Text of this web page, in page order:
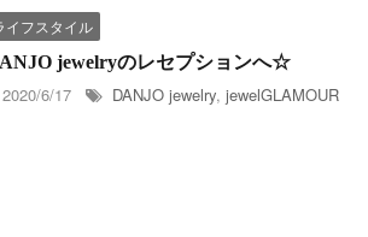
イフスタイル
jewelryのレセプションへ☆
2020/6/17 DANJO jewelry, jewelGLAMOUR